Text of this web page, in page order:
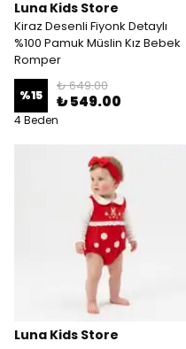
Luna Kids Store
Kiraz Desenli Fiyonk Detaylı
%100 Pamuk Müslin Kız Bebek
Romper
%15
₺ 649.00
₺ 549.00
4 Beden
Luna Kids Store